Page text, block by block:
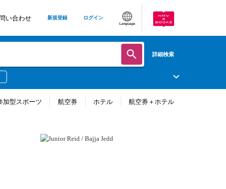
い合わせ 新規登録 ログイン
Language
詳細検索
加型スポーツ 航空券 ホテル 航空券＋ホテル